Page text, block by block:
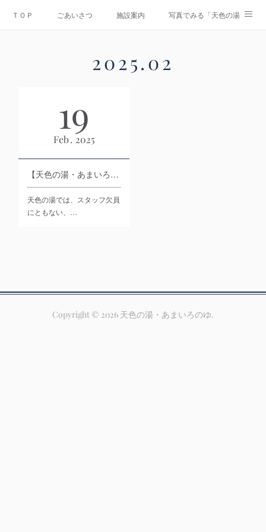
ＴＯＰ ごあいさつ 施設案内 写真でみる「天色の湯」
2025.02
19
Feb 2025
【天色の湯・あまいろのゆ】募集！介護スタッフ
天色の湯では、スタッフ欠員
にともない、…
Copyright © 2026 天色の湯・あまいろのゆ.